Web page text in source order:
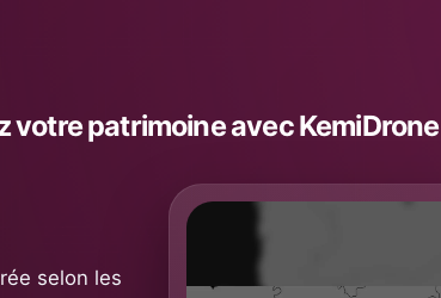
votre patrimoine avec KemiDrone
selon les